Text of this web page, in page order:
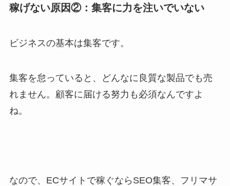
稼げない原因②：集客に力を注いでいない
ビジネスの基本は集客です。
集客を怠っていると、どんなに良質な製品でも売
れません。顧客に届ける努力も必須なんですよ
ね。
なので、ECサイトで稼ぐならSEO集客、フリマサ